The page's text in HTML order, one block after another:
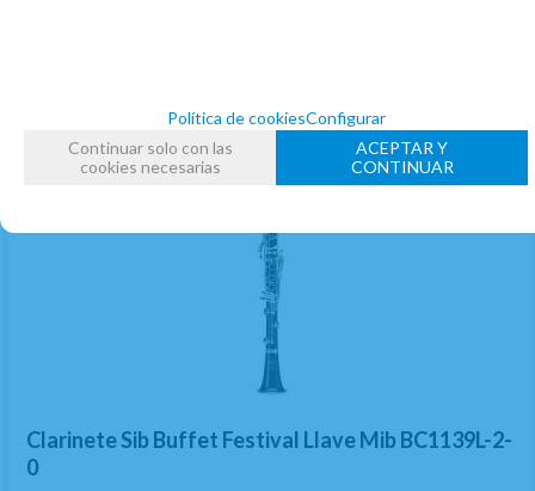
Clarinete Sib Buffet Festival Llave Mib BC1139L-2-
0
Política de cookiesConfigurar
Continuar solo con las
cookies necesarias
ACEPTAR Y
CONTINUAR